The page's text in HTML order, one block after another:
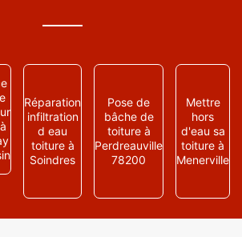
Réparation
infiltration
d eau
toiture à
Soindres
Pose de
bâche de
toiture à
Perdreauville
78200
Mettre
hors
d'eau sa
toiture à
Menerville